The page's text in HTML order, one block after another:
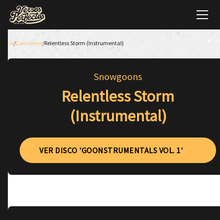
Inicio/Canciones/Relentless Storm (Instrumental)
Snowgoons
Relentless Storm
(Instrumental)
VER DISCO 'GOONSTRUMENTALS VOL. 1'